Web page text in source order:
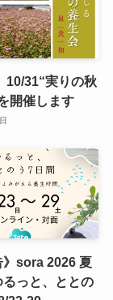
10/31“実りの秋
開催します
》sora 2026 夏
るっと、ととの